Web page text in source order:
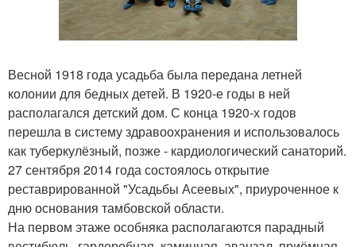
Весной 1918 года усадьба была передана летней
колонии для бедных детей. В 1920-е годы в ней
располагался детский дом. С конца 1920-х годов
перешла в систему здравоохранения и использовалось
как туберкулёзный, позже - кардиологический санаторий.
27 сентября 2014 года состоялось открытие
реставрированной "Усадьбы Асеевых", приуроченное к
дню основания тамбовской области.
На первом этаже особняка располагаются парадный